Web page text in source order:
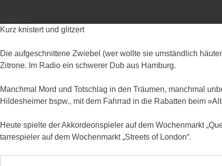
Kurz knistert und glitzert
Die aufgeschnittene Zwiebel (wer wollte sie umständlich
Zitrone. Im Radio ein schwerer Dub aus Hamburg.
Manchmal Mord und Totschlag in den Träumen, manchmal
Hildesheimer bspw., mit dem Fahrrad in die Rabatten beim
Heute spielte der Akkordeonspieler auf dem Wochenmarkt
tarrespieler auf dem Wochenmarkt „Streets of London“.